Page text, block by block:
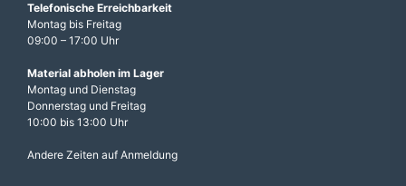
Telefonische Erreichbarkeit
Montag bis Freitag
09:00 – 17:00 Uhr
Material abholen im Lager
Montag und Dienstag
Donnerstag und Freitag
10:00 bis 13:00 Uhr
Andere Zeiten auf Anmeldung